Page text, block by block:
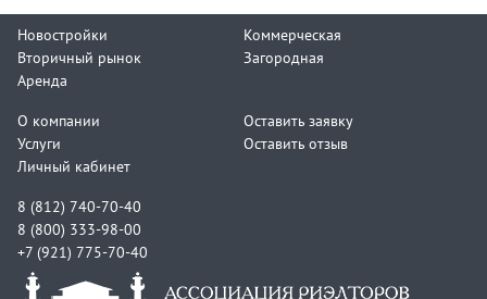
Новостройки
Вторичный рынок
Аренда
Коммерческая
Загородная
О компании
Услуги
Личный кабинет
Оставить заявку
Оставить отзыв
8 (812) 740-70-40
8 (800) 333-98-00
+7 (921) 775-70-40